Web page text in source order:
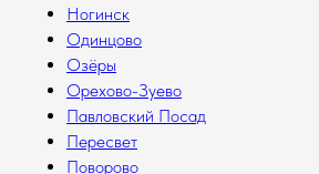
Ногинск
Одинцово
Озёры
Орехово-Зуево
Павловский Посад
Пересвет
Поворово